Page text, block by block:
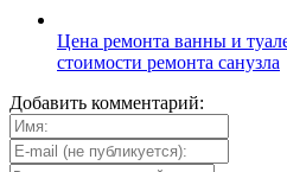
Цена ремонта ванны и
стоимости ремонта санузла
Добавить комментарий: